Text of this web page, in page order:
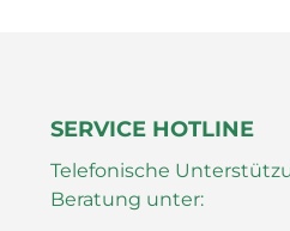
SERVICE HOTLINE
Telefonische
Beratung unter: